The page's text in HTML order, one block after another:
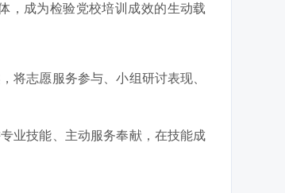
，成为检验党校培训成效的生动载
将志愿服务参与、小组研讨表现、
业技能、主动服务奉献，在技能成